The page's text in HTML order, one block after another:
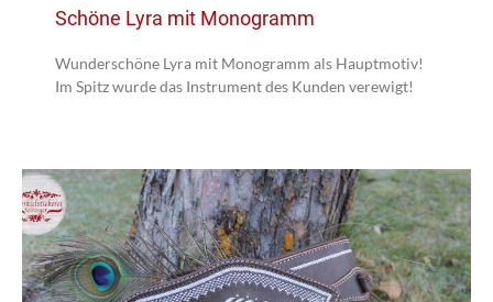
Schöne Lyra mit Monogramm
Wunderschöne Lyra mit Monogramm als Hauptmotiv!
Im Spitz wurde das Instrument des Kunden verewigt!